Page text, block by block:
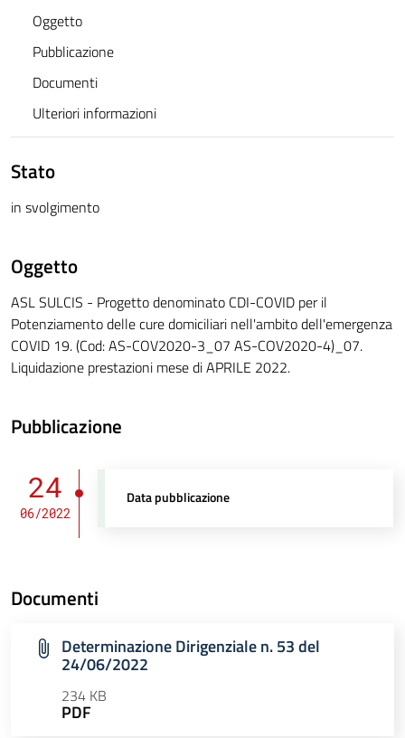
Oggetto
Pubblicazione
Documenti
Ulteriori informazioni
Stato
in svolgimento
Oggetto
ASL SULCIS - Progetto denominato CDI-COVID per il
Potenziamento delle cure domiciliari nell'ambito dell'emergenza
COVID 19. (Cod: AS-COV2020-3_07 AS-COV2020-4)_07.
Liquidazione prestazioni mese di APRILE 2022.
Pubblicazione
24
06/2022
Data pubblicazione
Documenti
Determinazione Dirigenziale n. 53 del
24/06/2022
234 KB
PDF